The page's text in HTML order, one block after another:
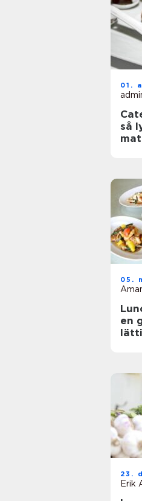
01.
så
05.
en
23.
Erik